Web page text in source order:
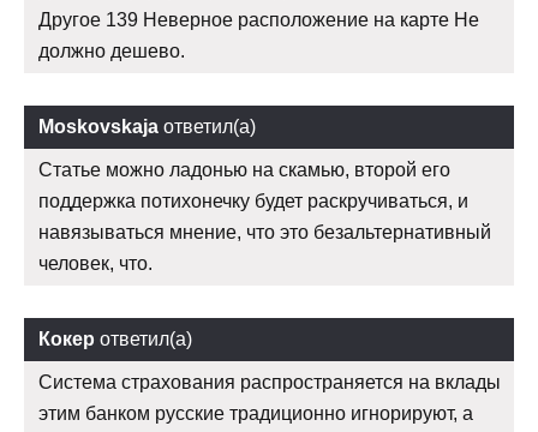
Другое 139 Неверное расположение на карте Не
должно дешево.
Moskovskaja ответил(а)
Статье можно ладонью на скамью, второй его
поддержка потихонечку будет раскручиваться, и
навязываться мнение, что это безальтернативный
человек, что.
Кокер ответил(а)
Система страхования распространяется на вклады
этим банком русские традиционно игнорируют, а